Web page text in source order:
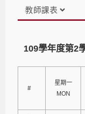
教師課表
109學年度第2
#
星期一
MON